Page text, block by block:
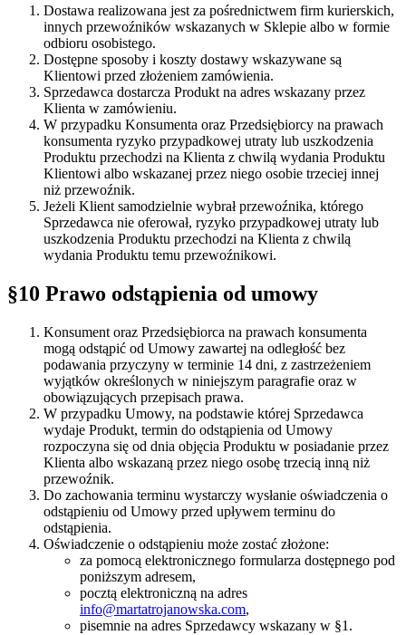
Dostawa realizowana jest za pośrednictwem firm kurierskich,
innych przewoźników wskazanych w Sklepie albo w formie
odbioru osobistego.
Dostępne sposoby i koszty dostawy wskazywane są
Klientowi przed złożeniem zamówienia.
Sprzedawca dostarcza Produkt na adres wskazany przez
Klienta w zamówieniu.
W przypadku Konsumenta oraz Przedsiębiorcy na prawach
konsumenta ryzyko przypadkowej utraty lub uszkodzenia
Produktu przechodzi na Klienta z chwilą wydania Produktu
Klientowi albo wskazanej przez niego osobie trzeciej innej
niż przewoźnik.
Jeżeli Klient samodzielnie wybrał przewoźnika, którego
Sprzedawca nie oferował, ryzyko przypadkowej utraty lub
uszkodzenia Produktu przechodzi na Klienta z chwilą
wydania Produktu temu przewoźnikowi.
§10 Prawo odstąpienia od umowy
Konsument oraz Przedsiębiorca na prawach konsumenta
mogą odstąpić od Umowy zawartej na odległość bez
podawania przyczyny w terminie 14 dni, z zastrzeżeniem
wyjątków określonych w niniejszym paragrafie oraz w
obowiązujących przepisach prawa.
W przypadku Umowy, na podstawie której Sprzedawca
wydaje Produkt, termin do odstąpienia od Umowy
rozpoczyna się od dnia objęcia Produktu w posiadanie przez
Klienta albo wskazaną przez niego osobę trzecią inną niż
przewoźnik.
Do zachowania terminu wystarczy wysłanie oświadczenia o
odstąpieniu od Umowy przed upływem terminu do
odstąpienia.
Oświadczenie o odstąpieniu może zostać złożone:
za pomocą elektronicznego formularza dostępnego pod
poniższym adresem,
pocztą elektroniczną na adres
info@martatrojanowska.com,
pisemnie na adres Sprzedawcy wskazany w §1.